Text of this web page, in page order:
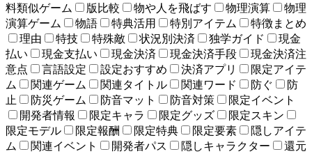
料類似ゲーム
版比較 物や人を飛ばす 物理演算
物理
演算ゲーム
物語 特典活用 特別アイテム
特徴まとめ
理由
特技 特殊敵 状況別決済 独学ガイド
現金
払い
現金支払い 現金決済 現金決済手段
現金決済注
意点
言語設定 設定おすすめ 決済アプリ
限定アイテ
ム
関連ゲーム 関連タイトル 関連ワード 防ぐ
防
止
防災ゲーム 防音マット 防音対策
限定イベント
開発者情報
限定キャラ 限定グッズ
限定スキン
限定モデル
限定報酬 限定特典 限定要素
隠しアイテ
ム
関連イベント 開発者パス 隠しキャラクター
還元